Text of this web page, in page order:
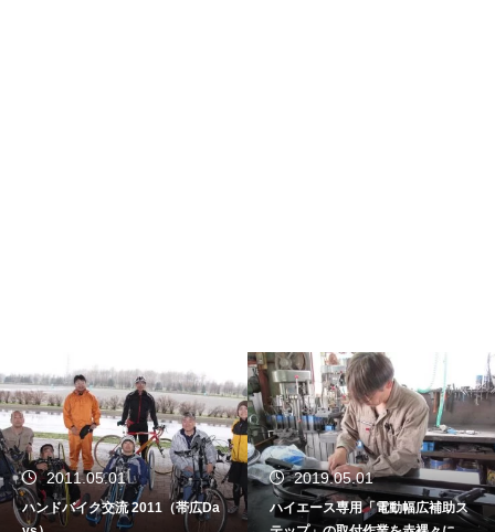
2011.05.01
ハンドバイク交流 2011（帯広Da
2019.05.01
ハイエース専用「電動幅広補助ス